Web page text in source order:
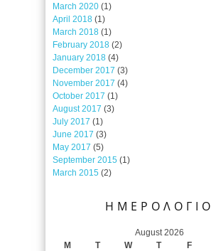
March 2020 (1)
April 2018 (1)
March 2018 (1)
February 2018 (2)
January 2018 (4)
December 2017 (3)
November 2017 (4)
October 2017 (1)
August 2017 (3)
July 2017 (1)
June 2017 (3)
May 2017 (5)
September 2015 (1)
March 2015 (2)
ΗΜΕΡΟΛΟΓΙΟ
August 2026
M
T W T F